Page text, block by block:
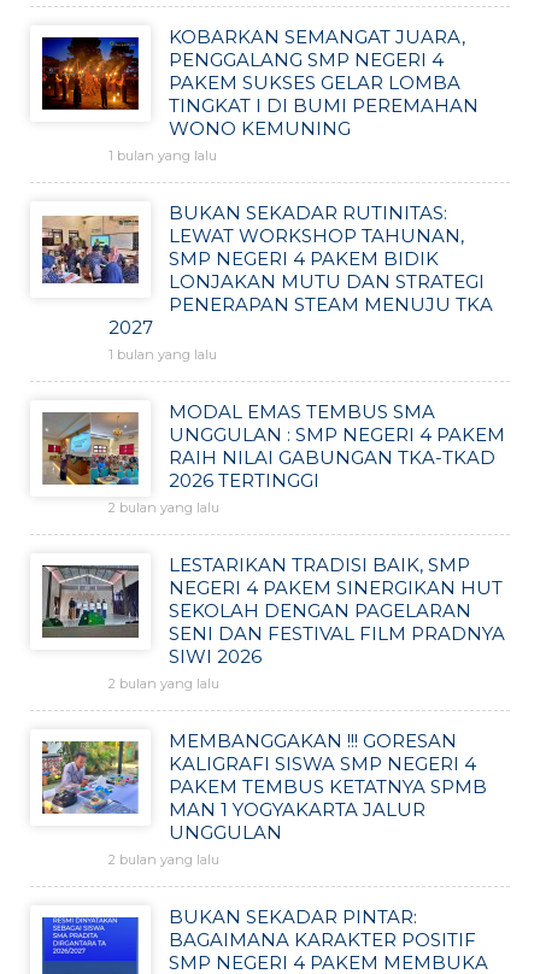
KOBARKAN SEMANGAT JUARA,
PENGGALANG SMP NEGERI 4
PAKEM SUKSES GELAR LOMBA
TINGKAT I DI BUMI PEREMAHAN
WONO KEMUNING
1 bulan yang lalu
BUKAN SEKADAR RUTINITAS:
LEWAT WORKSHOP TAHUNAN,
SMP NEGERI 4 PAKEM BIDIK
LONJAKAN MUTU DAN STRATEGI
PENERAPAN STEAM MENUJU TKA
2027
1 bulan yang lalu
MODAL EMAS TEMBUS SMA
UNGGULAN : SMP NEGERI 4 PAKEM
RAIH NILAI GABUNGAN TKA-TKAD
2026 TERTINGGI
2 bulan yang lalu
LESTARIKAN TRADISI BAIK, SMP
NEGERI 4 PAKEM SINERGIKAN HUT
SEKOLAH DENGAN PAGELARAN
SENI DAN FESTIVAL FILM PRADNYA
SIWI 2026
2 bulan yang lalu
MEMBANGGAKAN !!! GORESAN
KALIGRAFI SISWA SMP NEGERI 4
PAKEM TEMBUS KETATNYA SPMB
MAN 1 YOGYAKARTA JALUR
UNGGULAN
2 bulan yang lalu
BUKAN SEKADAR PINTAR:
BAGAIMANA KARAKTER POSITIF
SMP NEGERI 4 PAKEM MEMBUKA